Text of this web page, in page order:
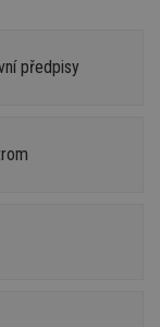
předpisy